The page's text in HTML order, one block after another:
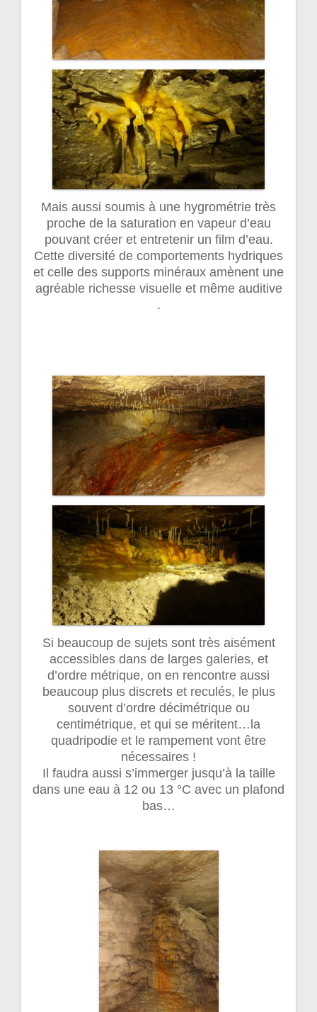
Mais aussi soumis à une hygrométrie très
proche de la saturation en vapeur d’eau
pouvant créer et entretenir un film d’eau.
Cette diversité de comportements hydriques
et celle des supports minéraux amènent une
agréable richesse visuelle et même auditive
.
Si beaucoup de sujets sont très aisément
accessibles dans de larges galeries, et
d’ordre métrique, on en rencontre aussi
beaucoup plus discrets et reculés, le plus
souvent d’ordre décimétrique ou
centimétrique, et qui se méritent…la
quadripodie et le rampement vont être
nécessaires !
Il faudra aussi s’immerger jusqu’à la taille
dans une eau à 12 ou 13 °C avec un plafond
bas…